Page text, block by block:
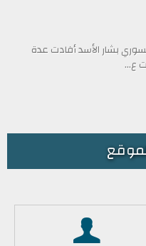
بشار الأسد أفادت عدة
ع...